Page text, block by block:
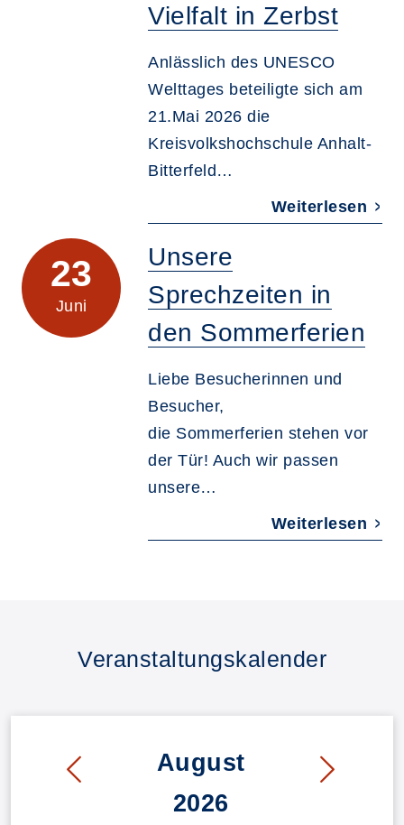
Vielfalt in Zerbst
Anlässlich des UNESCO
Welttages beteiligte sich am
21.Mai 2026 die
Kreisvolkshochschule Anhalt-
Bitterfeld…
Weiterlesen
23
Juni
Unsere
Sprechzeiten in
den Sommerferien
Liebe Besucherinnen und
Besucher,
die Sommerferien stehen vor
der Tür! Auch wir passen
unsere…
Weiterlesen
Veranstaltungskalender
August
2026